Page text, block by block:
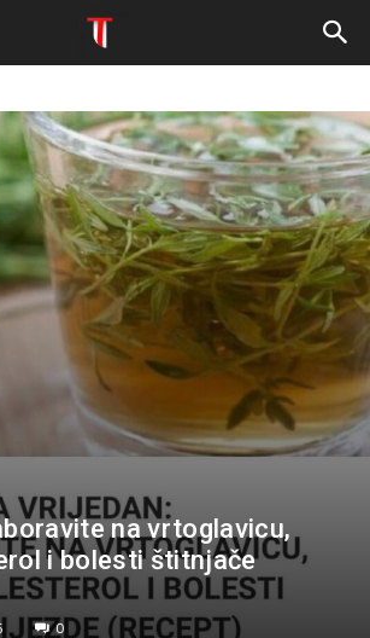
na vrtoglavicu,
i bolesti štitnjače
0